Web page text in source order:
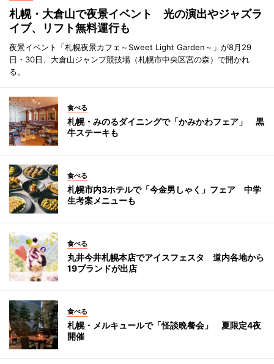
札幌・大倉山で夜景イベント 光の演出やジャズラ
イブ、リフト無料運行も
夜景イベント「札幌夜景カフェ～Sweet Light Garden～」が8月29
日・30日、大倉山ジャンプ競技場（札幌市中央区宮の森）で開かれ
る。
食べる
札幌・みのるダイニングで「かみかわフェア」 黒
牛ステーキも
食べる
札幌市内3ホテルで「今金男しゃく」フェア 中学
生考案メニューも
食べる
丸井今井札幌本店でアイスフェスタ 道内各地から
19ブランドが出店
食べる
札幌・メルキュールで「怪談晩餐会」 夏限定4夜
開催